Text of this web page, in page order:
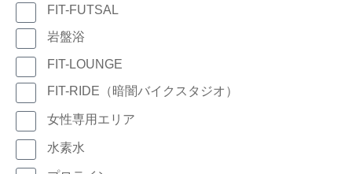
FIT-FUTSAL
岩盤浴
FIT-LOUNGE
FIT-RIDE（暗闇バイクスタジオ）
女性専用エリア
水素水